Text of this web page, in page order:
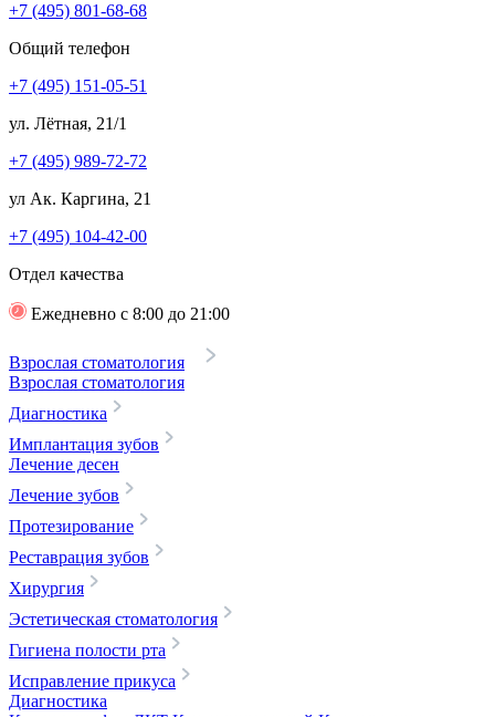
+7 (495) 801-68-68
Общий телефон
+7 (495) 151-05-51
ул. Лётная, 21/1
+7 (495) 989-72-72
ул Ак. Каргина, 21
+7 (495) 104-42-00
Отдел качества
Ежедневно с 8:00 до 21:00
Взрослая стоматология
Взрослая стоматология
Диагностика
Имплантация зубов
Лечение десен
Лечение зубов
Протезирование
Реставрация зубов
Хирургия
Эстетическая стоматология
Гигиена полости рта
Исправление прикуса
Диагностика